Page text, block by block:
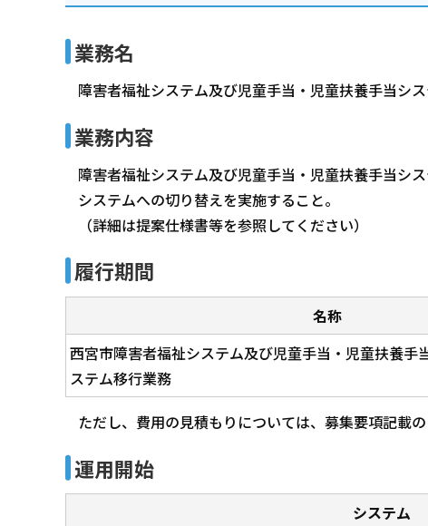
業務名
障害者福祉システム及び児童手当・児童扶養手当シ
業務内容
障害者福祉システム及び児童手当・児童扶養手当シ
システムへの切り替えを実施すること。
（詳細は提案仕様書等を参照してください）
履行期間
名称
西宮市障害者福祉システム及び児童手当・児童扶養手
ステム移行業務
ただし、費用の見積もりについては、募集要項記載
運用開始
システム